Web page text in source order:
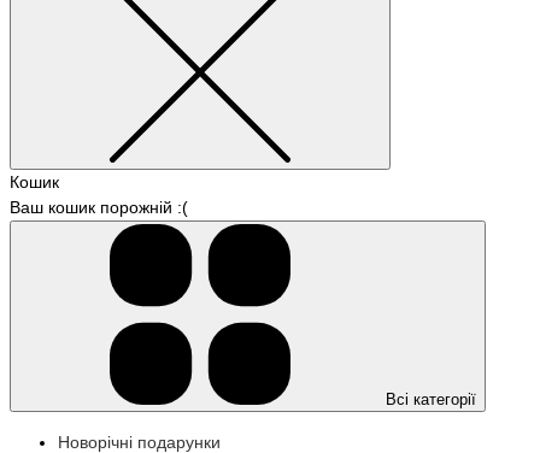
Кошик
Ваш кошик порожній :(
Всі категорії
Новорічні подарунки